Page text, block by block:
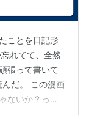
ことを日記形
れてて、全然
張って書いて
だ。 この漫画
ないか？って